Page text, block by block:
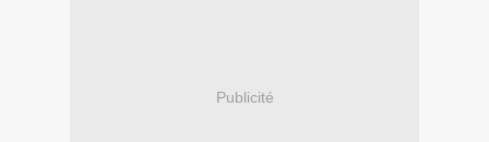
Publicité